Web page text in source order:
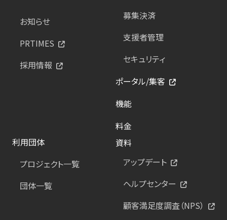
お知らせ
PRTIMES
採用情報
募集決済
支援者管理
セキュリティ
ポータル/集客
機能
料金
利用団体
プロジェクト一覧
団体一覧
資料
アップデート
ヘルプセンター
顧客満足度調査（NPS）